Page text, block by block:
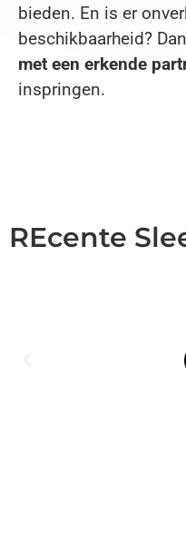
bieden. En is er
beschikbaarheid? Dan
met een erkende
inspringen.
REcente